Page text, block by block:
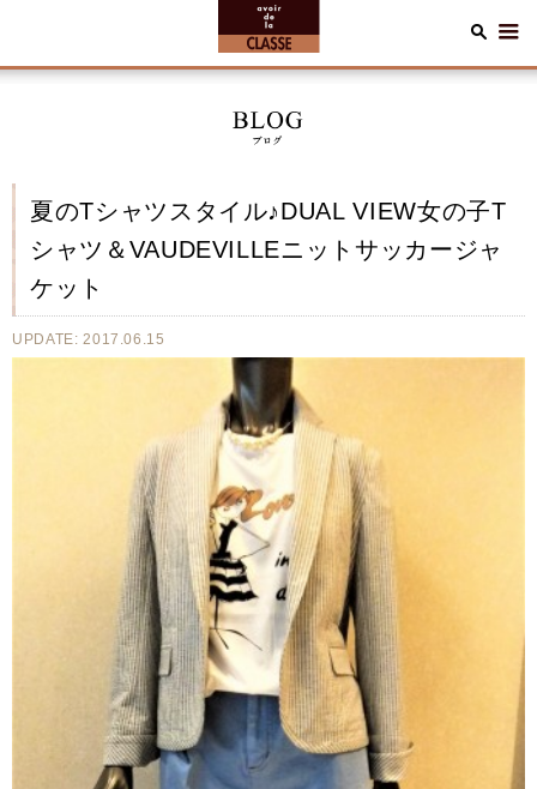
夏のTシャツスタイル♪DUAL VIEW女の子T
シャツ＆VAUDEVILLEニットサッカージャ
ケット
UPDATE: 2017.06.15